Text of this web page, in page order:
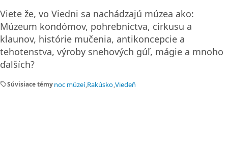
Viete že, vo Viedni sa nachádzajú múzea ako:
Múzeum kondómov, pohrebníctva, cirkusu a
klaunov, histórie mučenia, antikoncepcie a
tehotenstva, výroby snehových gúľ, mágie a mnoho
ďalších?
sellSúvisiace témynoc múzeí Rakúsko Viedeň